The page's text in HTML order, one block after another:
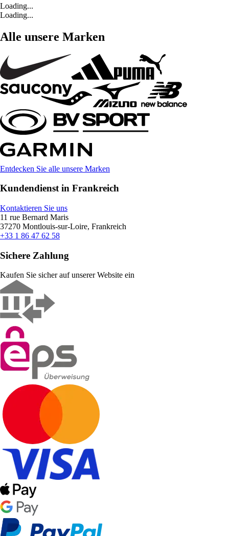
Loading...
Loading...
Alle unsere Marken
Entdecken Sie alle unsere Marken
Kundendienst in Frankreich
Kontaktieren Sie uns
11 rue Bernard Maris
37270 Montlouis-sur-Loire, Frankreich
+33 1 86 47 62 58
Sichere Zahlung
Kaufen Sie sicher auf unserer Website ein